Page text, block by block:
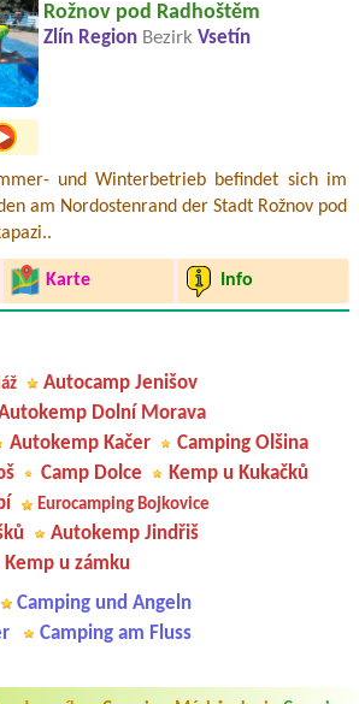
Rožnov pod Radhoštěm
Zlín Region Bezirk Vsetín
und Winterbetrieb befindet sich im
am Nordostenrand der Stadt Rožnov pod
Karte Info
Autocamp Jenišov
Dolní Morava
Autokemp Kačer
Camping Olšina
Camp Dolce
Kemp u Kukačků
Eurocamping Bojkovice
Autokemp Jindřiš
Kemp u zámku
Camping und Angeln
Camping am Fluss